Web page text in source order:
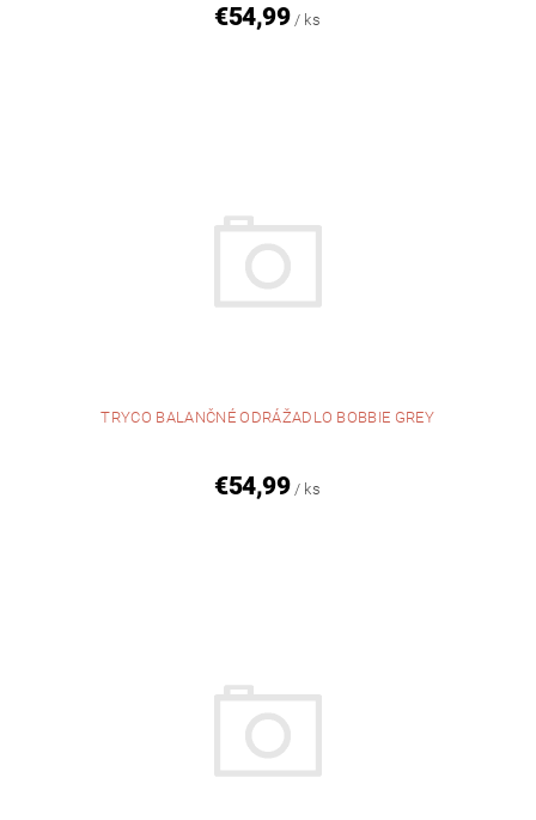
€54,99 / ks
TRYCO BALANČNÉ ODRÁŽADLO BOBBIE GREY
€54,99 / ks